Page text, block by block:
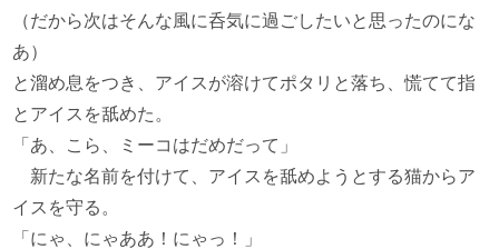
（だから次はそんな風に呑気に過ごしたいと思ったのにな
あ）
と溜め息をつき、アイスが溶けてポタリと落ち、慌てて指
とアイスを舐めた。
「あ、こら、ミーコはだめだって」
新たな名前を付けて、アイスを舐めようとする猫からア
イスを守る。
「にゃ、にゃああ！にゃっ！」